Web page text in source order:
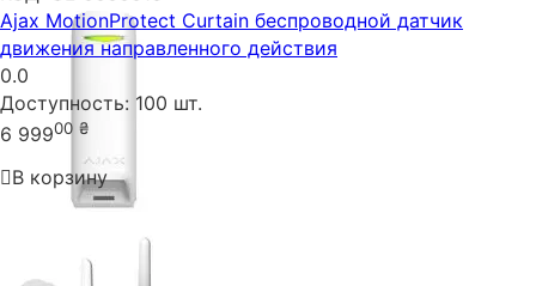
Ajax MotionProtect Curtain беспроводной датчик
движения направленного действия
0.0
Доступность: 100 шт.
6 99900 ₴
В корзину